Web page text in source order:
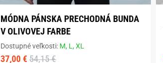
MÓDNA PÁNSKA PRECHODNÁ BUNDA
V OLIVOVEJ FARBE
Dostupné veľkosti: M, L,XL
37,00 € 54,15 €